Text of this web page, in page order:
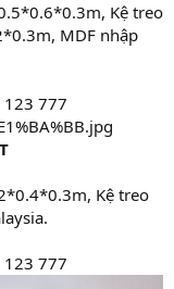
Kệ treo
MDF nhập
123 777
Kệ treo
123 777